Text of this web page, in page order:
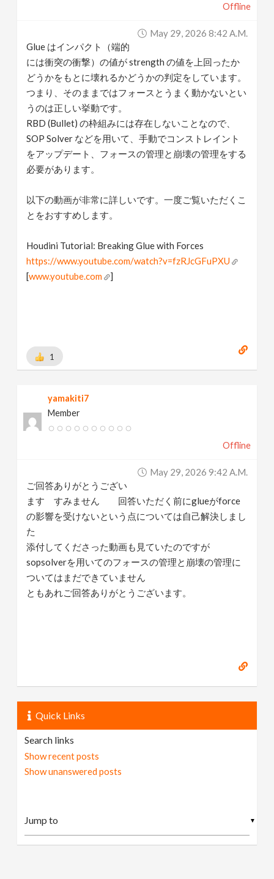
Offline
May 29, 2026 8:42 A.m.
Glue はインパクト（端的
には衝突の衝撃）の値が strength の値を上回ったか
どうかをもとに壊れるかどうかの判定をしています。
つまり、そのままではフォースとうまく動かないとい
うのは正しい挙動です。
RBD (Bullet) の枠組みには存在しないことなので、
SOP Solver などを用いて、手動でコンストレイント
をアップデート、フォースの管理と崩壊の管理をする
必要があります。
以下の動画が非常に詳しいです。一度ご覧いただくこ
とをおすすめします。
Houdini Tutorial: Breaking Glue with Forces
https://www.youtube.com/watch?v=fzRJcGFuPXU
[www.youtube.com ]
1
yamakiti7
Member
Offline
May 29, 2026 9:42 A.m.
ご回答ありがとうござい
ます すみません 回答いただく前にglueがforce
の影響を受けないという点については自己解決しまし
た
添付してくださった動画も見ていたのですが
sopsolverを用いてのフォースの管理と崩壊の管理に
ついてはまだできていません
ともあれご回答ありがとうございます。
Quick Links
Search links
Show recent posts
Show unanswered posts
▼